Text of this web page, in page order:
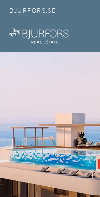
BJURFORS.SE
Búsqueda